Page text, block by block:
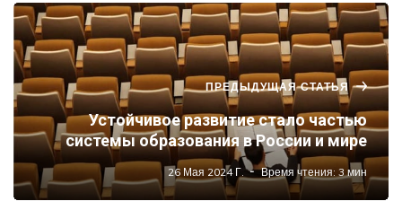
ПРЕДЫДУЩАЯ СТАТЬЯ
Устойчивое развитие стало частью
системы образования в России и мире
26 Мая 2024 Г. Время чтения: 3 мин